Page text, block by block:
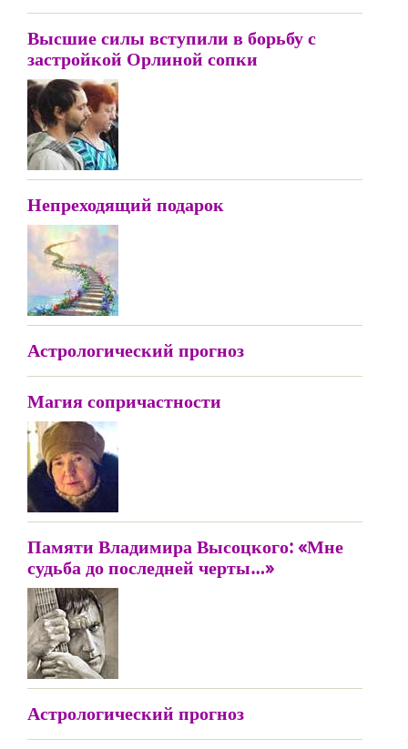
Высшие силы вступили в борьбу с
застройкой Орлиной сопки
Непреходящий подарок
Астрологический прогноз
Магия сопричастности
Памяти Владимира Высоцкого: «Мне
судьба до последней черты…»
Астрологический прогноз